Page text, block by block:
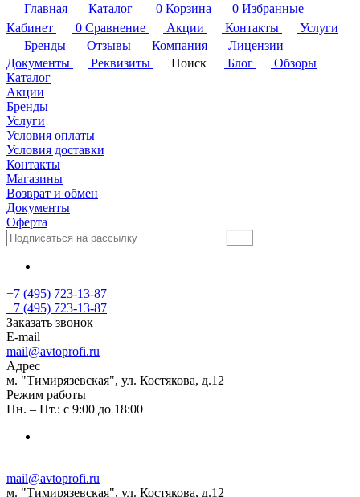
Главная
Каталог 0 Корзина 0 Избранные
Кабинет
0 Сравнение Акции Контакты
Услуги
Бренды
Отзывы Компания
Лицензии
Документы
Реквизиты Поиск Блог
Обзоры
Каталог
Акции
Бренды
Услуги
Условия оплаты
Условия доставки
Контакты
Магазины
Возврат и обмен
Документы
Оферта
+7 (495) 723-13-87
+7 (495) 723-13-87
Заказать звонок
E-mail
mail@avtoprofi.ru
Адрес
м. "Тимирязевская", ул. Костякова, д.12
Режим работы
Пн. – Пт.: с 9:00 до 18:00
mail@avtoprofi.ru
м. "Тимирязевская", ул. Костякова, д.12